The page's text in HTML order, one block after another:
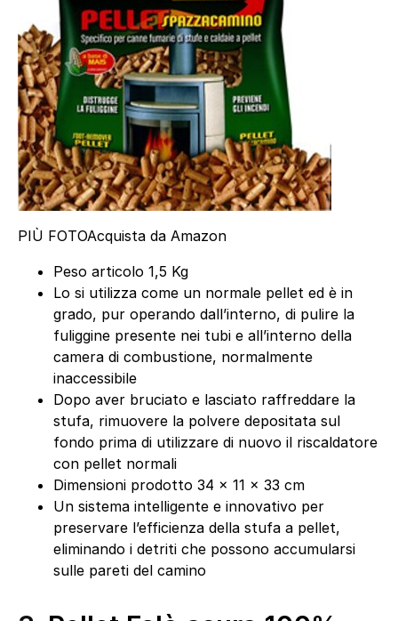
PIÙ FOTOAcquista da Amazon
Peso articolo 1,5 Kg
Lo si utilizza come un normale pellet ed è in
grado, pur operando dall’interno, di pulire la
fuliggine presente nei tubi e all’interno della
camera di combustione, normalmente
inaccessibile
Dopo aver bruciato e lasciato raffreddare la
stufa, rimuovere la polvere depositata sul
fondo prima di utilizzare di nuovo il riscaldatore
con pellet normali
Dimensioni prodotto 34 x 11 x 33 cm
Un sistema intelligente e innovativo per
preservare l’efficienza della stufa a pellet,
eliminando i detriti che possono accumularsi
sulle pareti del camino